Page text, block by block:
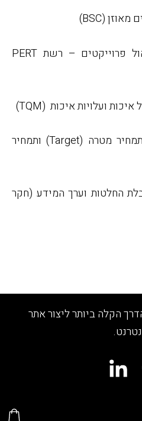
מאוזן (BSC
)
פרוייקטים – רשת PERT
ועלויות איכות (
TQM
)
מטרה (Target) ותמחיר
החלטות וערך המידע (חקר
הקלה ביותר ליצור אתר